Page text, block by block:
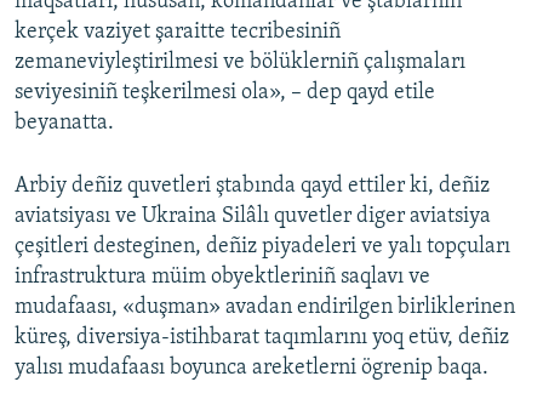
kerçek vaziyet şaraitte tecribesiniñ
zemaneviyleştirilmesi ve bölüklerniñ çalışmaları
seviyesiniñ teşkerilmesi ola», – dep qayd etile
beyanatta.
Arbiy deñiz quvetleri ştabında qayd ettiler ki, deñiz
aviatsiyası ve Ukraina Silâlı quvetler diger aviatsiya
çeşitleri desteginen, deñiz piyadeleri ve yalı topçuları
infrastruktura müim obyektleriniñ saqlavı ve
mudafaası, «duşman» avadan endirilgen birliklerinen
küreş, diversiya-istihbarat taqımlarını yoq etüv, deñiz
yalısı mudafaası boyunca areketlerni ögrenip baqa.